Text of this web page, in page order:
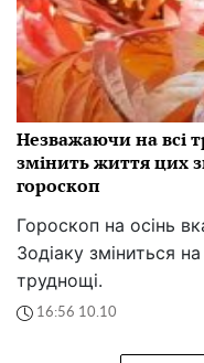
Незважаючи на всі
змінить життя цих
гороскоп
Гороскоп на осінь
Зодіаку зміниться
труднощі.
16:56 10.10